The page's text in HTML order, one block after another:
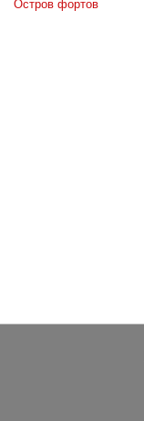
Остров фортов